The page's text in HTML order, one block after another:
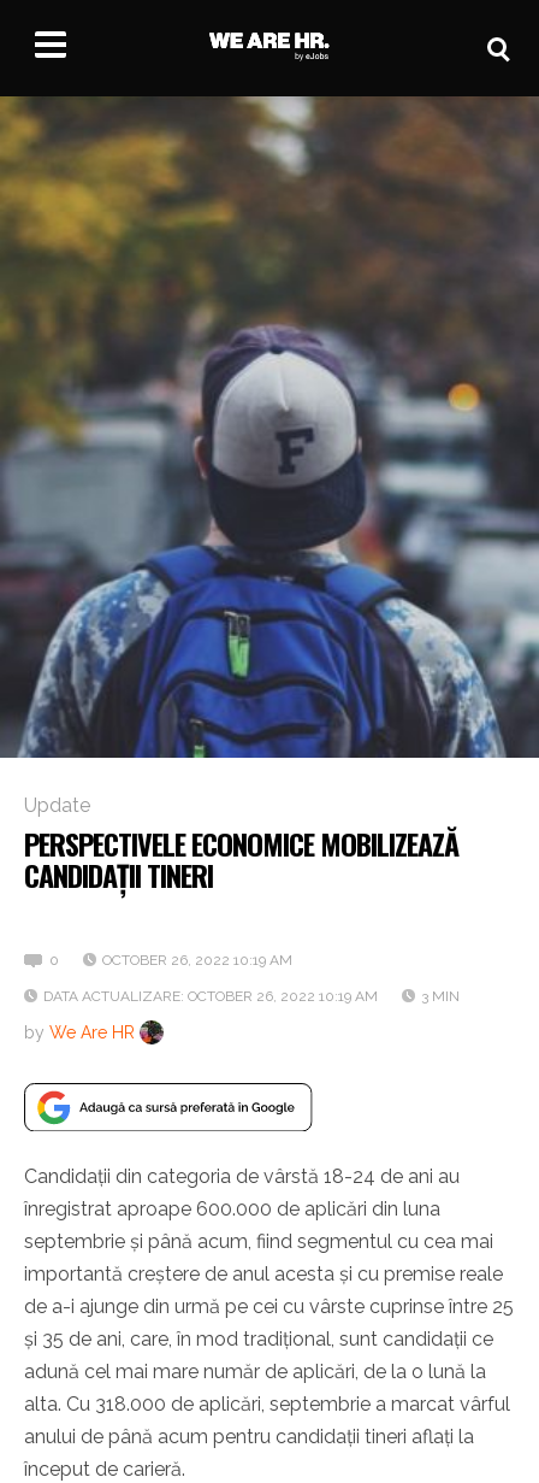
Update
PERSPECTIVELE ECONOMICE MOBILIZEAZĂ
CANDIDAȚII TINERI
0 OCTOBER 26, 2022 10:19 AM
DATA ACTUALIZARE: OCTOBER 26, 2022 10:19 AM 3 MIN
by We Are HR
Candidații din categoria de vârstă 18-24 de ani au
înregistrat aproape 600.000 de aplicări din luna
septembrie și până acum, fiind segmentul cu cea mai
importantă creștere de anul acesta și cu premise reale
de a-i ajunge din urmă pe cei cu vârste cuprinse între 25
și 35 de ani, care, în mod tradițional, sunt candidații ce
adună cel mai mare număr de aplicări, de la o lună la
alta. Cu 318.000 de aplicări, septembrie a marcat vârful
anului de până acum pentru candidații tineri aflați la
început de carieră.